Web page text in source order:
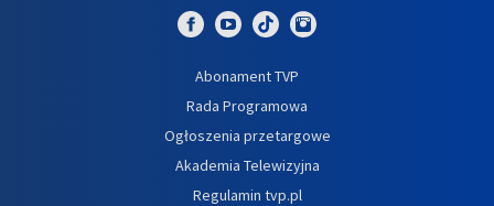
Abonament TVP
Rada Programowa
Ogłoszenia przetargowe
Akademia Telewizyjna
Regulamin tvp.pl